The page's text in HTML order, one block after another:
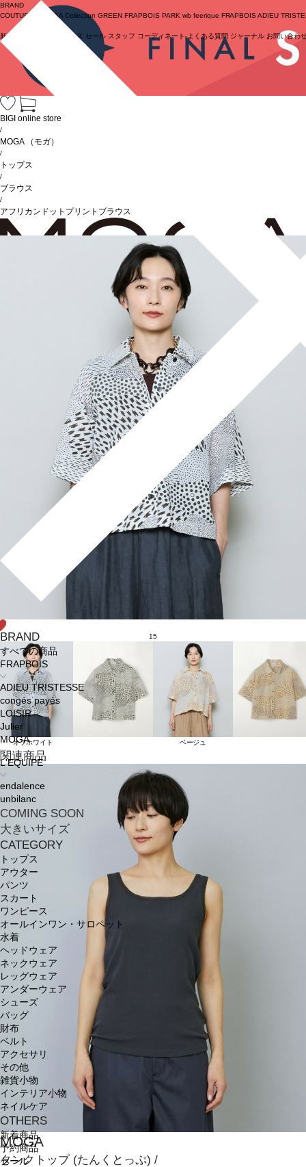
ログイン
BRAND
COUTURIER
MOGA Collection GREEN FRAPBOIS PARK wb feerique FRAPBOIS ADIEU
新着商品 ニュース セール スタッフ コーディネート よくある質問 ジャーナル お問い合わ
BRAND
すべての商品
FRAPBOIS
ADIEU TRISTESSE
congés payés
LOISIR
Julier
MOGA
L'EQUIPE
endalence
unbilanc
COMING SOON
大きいサイズ
CATEGORY
トップス
アウター
パンツ
スカート
ワンピース
オールインワン・サロペット
水着
ヘッドウェア
ネックウェア
レッグウェア
アンダーウェア
シューズ
バッグ
財布
ベルト
アクセサリ
その他
雑貨小物
インテリア小物
ネイルケア
OTHERS
新着商品
予約商品
セール
BIGI online store
/
MOGA （モガ）
/
トップス
/
ブラウス
/
アフリカンドットプリントブラウス
15
オフホワイト ベージュ
関連商品
MOGA
タンクトップ (たんくとっぷ) /